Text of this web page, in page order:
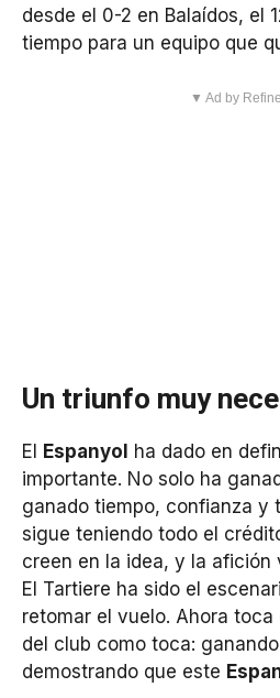
desde el 0-2 en Balaídos, el
tiempo para un equipo que
▼ Ad by
Un triunfo muy
El Espanyol
ha dado en
importante. No solo ha
ganado tiempo, confianza y
sigue teniendo todo el
creen en la idea, y la afición
El Tartiere ha sido el
retomar el vuelo. Ahora toca
del club como toca:
demostrando que este